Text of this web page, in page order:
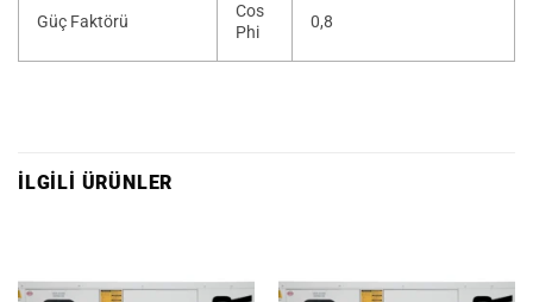
Güç Faktörü
Cos
Phi
0,8
İLGILI ÜRÜNLER